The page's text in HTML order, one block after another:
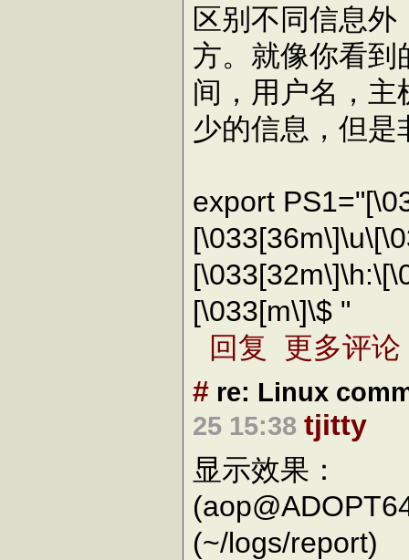
区别不同信息
方。就像你看到
间，用户名，主
少的信息，但是
export
[\033[m\]\$ "
回复
更多评论
# re: Linux
25 15:38 tjitty
显示效果：
(~/logs/report)